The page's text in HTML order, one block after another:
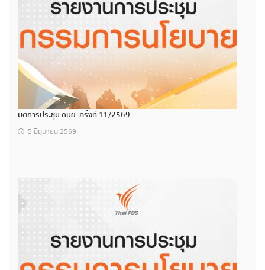
มติการประชุม กนย. ครั้งที่ 11/2569
5 มิถุนายน 2569